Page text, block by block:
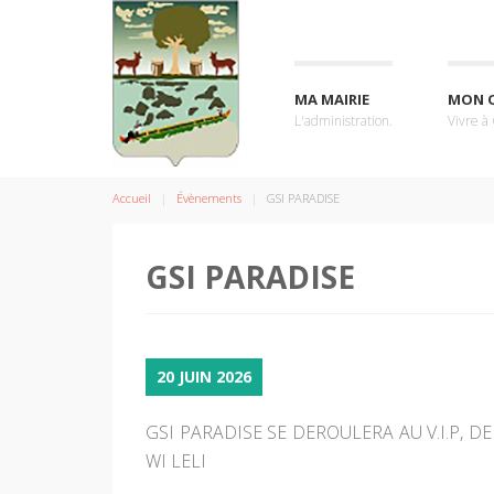
MA MAIRIE
L'administration.
MON
Vivre à
Accueil Évènements GSI PARADISE
GSI PARADISE
20 JUIN 2026
GSI PARADISE SE DEROULERA AU V.I.P,
WI LELI